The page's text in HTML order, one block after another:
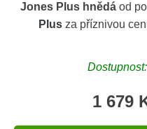
Jones Plus hnědáod
Plus za příznivou
1 679